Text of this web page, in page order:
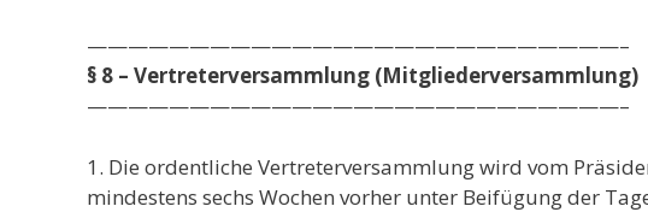
——————————————————————————–
§ 8 – Vertreterversammlung (Mitgliederversammlung)
——————————————————————————–
1. Die ordentliche Vertreterversammlung wird vom
mindestens sechs Wochen vorher unter Beifügung der